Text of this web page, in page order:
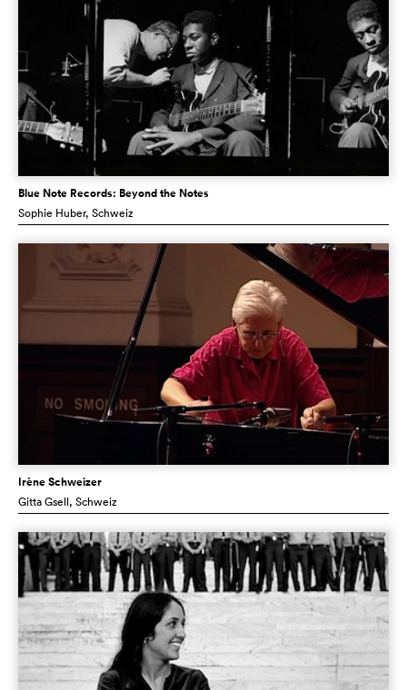
Blue Note Records: Beyond the Notes
Sophie Huber, Schweiz
Irène Schweizer
Gitta Gsell, Schweiz